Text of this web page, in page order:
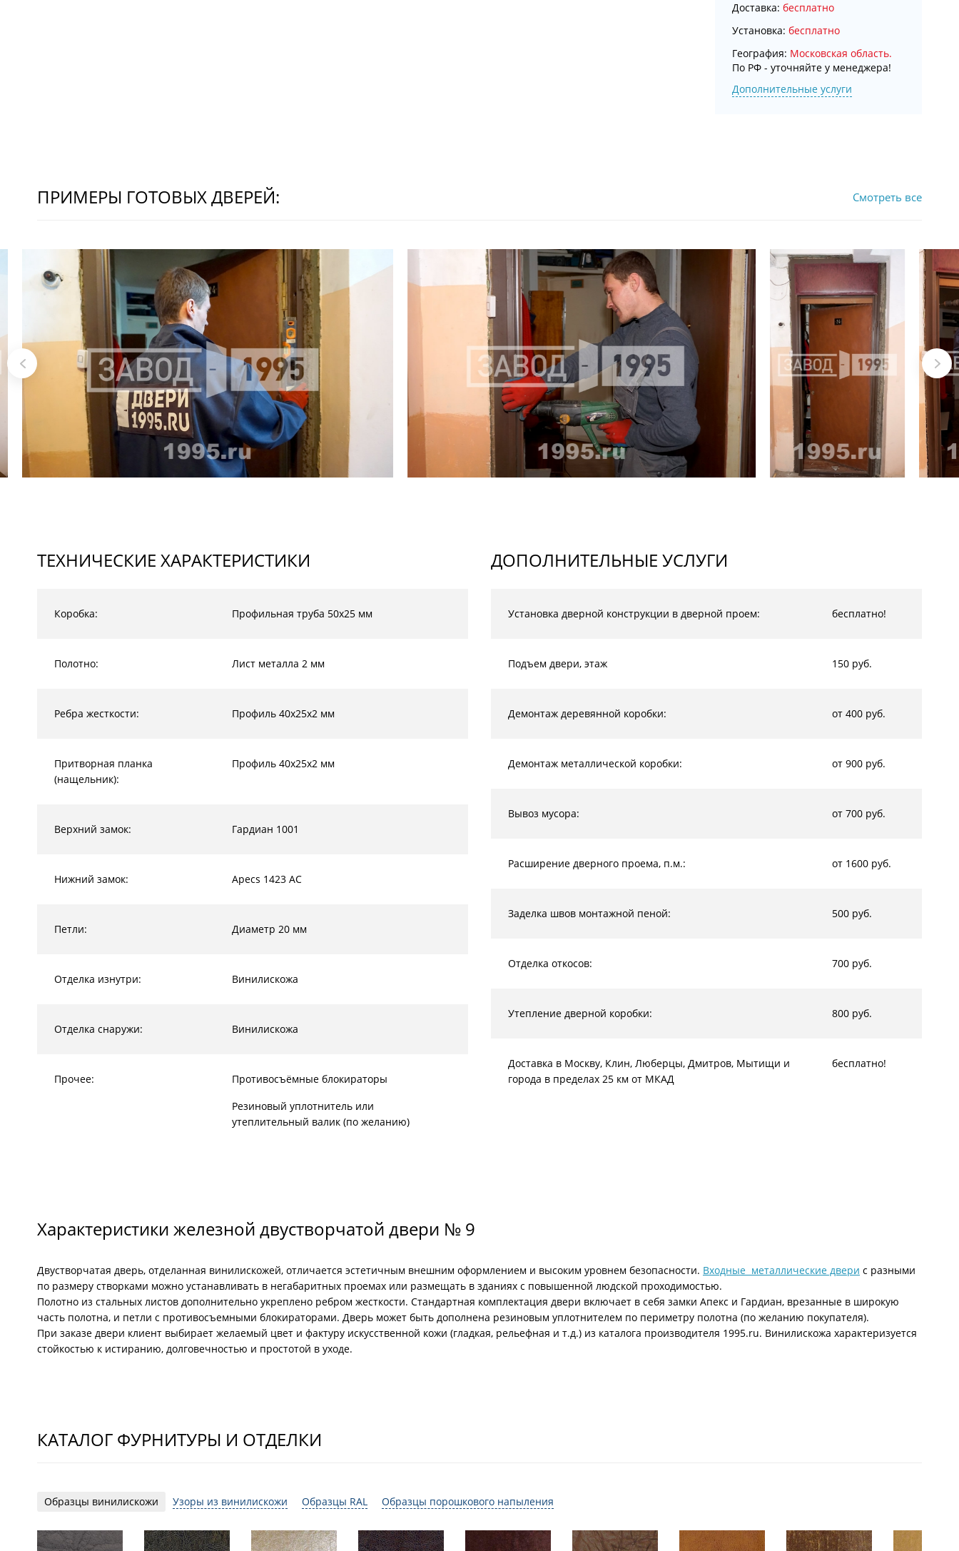
Доставка: бесплатно
Установка: бесплатно
География: Московская область.
По РФ - уточняйте у менеджера!
Дополнительные услуги
ПРИМЕРЫ ГОТОВЫХ ДВЕРЕЙ: Смотреть все
ТЕХНИЧЕСКИЕ ХАРАКТЕРИСТИКИ
Коробка: Профильная труба 50х25 мм
Полотно: Лист металла 2 мм
Ребра жесткости: Профиль 40х25х2 мм
Притворная планка
(нащельник):
Профиль 40х25х2 мм
Верхний замок: Гардиан 1001
Нижний замок: Apecs 1423 AC
Петли: Диаметр 20 мм
Отделка изнутри: Винилискожа
Отделка снаружи: Винилискожа
Прочее:
Противосъёмные блокираторы
Резиновый уплотнитель или
утеплительный валик (по желанию)
ДОПОЛНИТЕЛЬНЫЕ УСЛУГИ
Установка дверной конструкции в дверной проем: бесплатно!
Подъем двери, этаж 150 руб.
Демонтаж деревянной коробки: от 400 руб.
Демонтаж металлической коробки: от 900 руб.
Вывоз мусора: от 700 руб.
Расширение дверного проема, п.м.: от 1600 руб.
Заделка швов монтажной пеной: 500 руб.
Отделка откосов: 700 руб.
Утепление дверной коробки: 800 руб.
Доставка в Москву, Клин, Люберцы, Дмитров, Мытищи и
города в пределах 25 км от МКАД
бесплатно!
Характеристики железной двустворчатой двери № 9
Двустворчатая дверь, отделанная винилискожей, отличается эстетичным внешним оформлением и высоким уровнем безопасности. Входные металлические двери с разными
по размеру створками можно устанавливать в негабаритных проемах или размещать в зданиях с повышенной людской проходимостью.
Полотно из стальных листов дополнительно укреплено ребром жесткости. Стандартная комплектация двери включает в себя замки Апекс и Гардиан, врезанные в широкую
часть полотна, и петли с противосъемными блокираторами. Дверь может быть дополнена резиновым уплотнителем по периметру полотна (по желанию покупателя).
При заказе двери клиент выбирает желаемый цвет и фактуру искусственной кожи (гладкая, рельефная и т.д.) из каталога производителя 1995.ru. Винилискожа характеризуется
стойкостью к истиранию, долговечностью и простотой в уходе.
КАТАЛОГ ФУРНИТУРЫ И ОТДЕЛКИ
Образцы винилискожи Узоры из винилискожи Образцы RAL Образцы порошкового напыления